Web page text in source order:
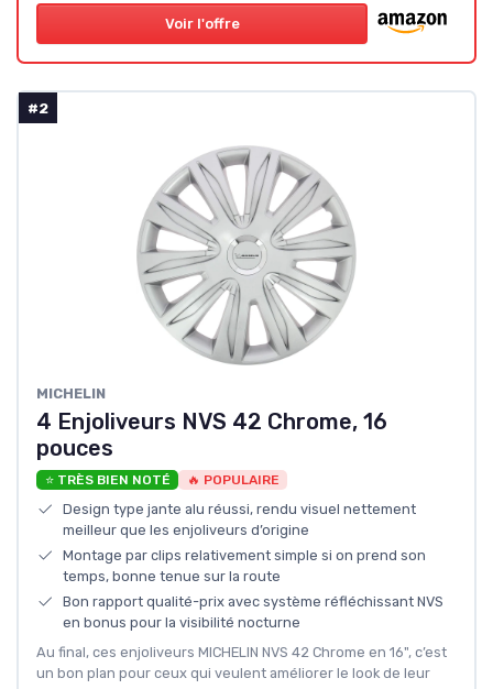
Voir l'offre
#2
‎MICHELIN
4 Enjoliveurs NVS 42 Chrome, 16
pouces
⭐ TRÈS BIEN NOTÉ 🔥 POPULAIRE
Design type jante alu réussi, rendu visuel nettement
meilleur que les enjoliveurs d’origine
Montage par clips relativement simple si on prend son
temps, bonne tenue sur la route
Bon rapport qualité-prix avec système réfléchissant NVS
en bonus pour la visibilité nocturne
Au final, ces enjoliveurs MICHELIN NVS 42 Chrome en 16", c’est
un bon plan pour ceux qui veulent améliorer le look de leur